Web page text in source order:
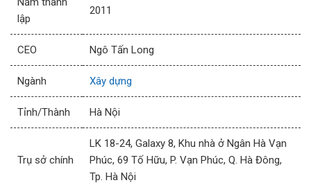
lập
2011
CEO Ngô Tấn Long
Ngành Xây dựng
Tỉnh/Thành Hà Nội
Trụ sở chính
LK 18-24, Galaxy 8, Khu nhà ở Ngân Hà Vạn
Phúc, 69 Tố Hữu, P. Vạn Phúc, Q. Hà Đông,
Tp. Hà Nội